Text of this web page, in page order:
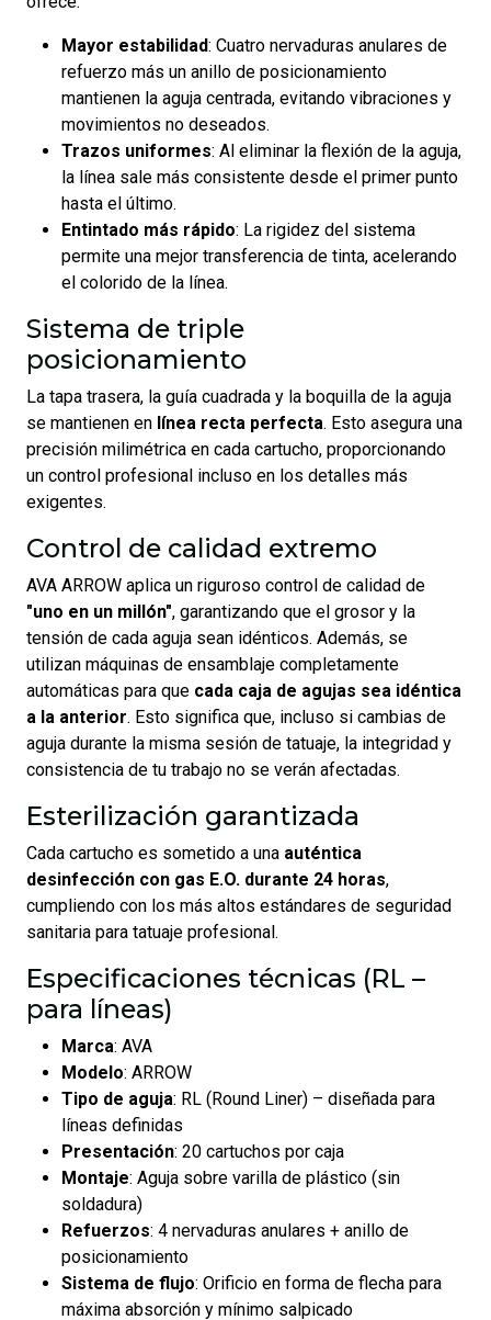
Mayor estabilidad: Cuatro nervaduras anulares de
refuerzo más un anillo de posicionamiento
mantienen la aguja centrada, evitando vibraciones y
movimientos no deseados.
Trazos uniformes: Al eliminar la flexión de la aguja,
la línea sale más consistente desde el primer punto
hasta el último.
Entintado más rápido: La rigidez del sistema
permite una mejor transferencia de tinta, acelerando
el colorido de la línea.
Sistema de triple
posicionamiento
La tapa trasera, la guía cuadrada y la boquilla de la aguja
se mantienen en línea recta perfecta. Esto asegura una
precisión milimétrica en cada cartucho, proporcionando
un control profesional incluso en los detalles más
exigentes.
Control de calidad extremo
AVA ARROW aplica un riguroso control de calidad de
"uno en un millón", garantizando que el grosor y la
tensión de cada aguja sean idénticos. Además, se
utilizan máquinas de ensamblaje completamente
automáticas para que cada caja de agujas sea idéntica
a la anterior. Esto significa que, incluso si cambias de
aguja durante la misma sesión de tatuaje, la integridad y
consistencia de tu trabajo no se verán afectadas.
Esterilización garantizada
Cada cartucho es sometido a una auténtica
desinfección con gas E.O. durante 24 horas,
cumpliendo con los más altos estándares de seguridad
sanitaria para tatuaje profesional.
Especificaciones técnicas (RL –
para líneas)
Marca: AVA
Modelo: ARROW
Tipo de aguja: RL (Round Liner) – diseñada para
líneas definidas
Presentación: 20 cartuchos por caja
Montaje: Aguja sobre varilla de plástico (sin
soldadura)
Refuerzos: 4 nervaduras anulares + anillo de
posicionamiento
Sistema de flujo: Orificio en forma de flecha para
máxima absorción y mínimo salpicado